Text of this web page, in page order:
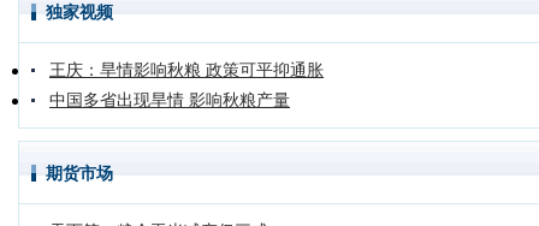
独家视频
王庆：旱情影响秋粮 政策可平抑通胀
中国多省出现旱情 影响秋粮产量
期货市场